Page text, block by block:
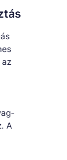
az
A